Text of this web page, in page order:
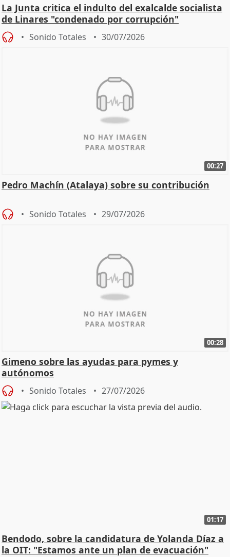
La Junta critica el indulto del exalcalde socialista
de Linares "condenado por corrupción"
Sonido Totales 30/07/2026
00:27
Pedro Machín (Atalaya) sobre su contribución
Sonido Totales 29/07/2026
00:28
Gimeno sobre las ayudas para pymes y
autónomos
Sonido Totales 27/07/2026
01:17
Bendodo, sobre la candidatura de Yolanda Díaz a
la OIT: "Estamos ante un plan de evacuación"